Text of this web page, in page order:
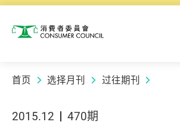
消费者委员会
首页 选择月刊 过往期刊
2015.12 470期